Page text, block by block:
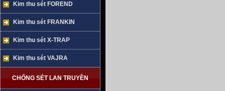
Kim thu sét FOREND
Kim thu sét FRANKIN
Kim thu sét X-TRAP
Kim thu sét VAJRA
CHỐNG SÉT LAN TRUYỀN